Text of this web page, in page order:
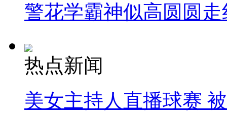
警花学霸神似高圆圆走
热点新闻
美女主持人直播球赛